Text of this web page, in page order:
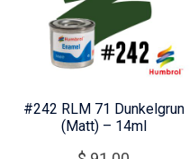
#242 RLM 71 Dunkelgrun
(Matt) – 14ml